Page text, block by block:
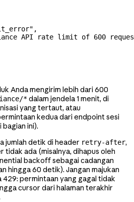
,
API rate limit of 600
Anda mengirim lebih dari 600
*dalam jendela 1 menit, di
yang tertaut, atau
kedua dari endpoint sesi
ini).
jumlah detik di header retry-after,
tidak ada (misalnya, dihapus oleh
backoff sebagai cadangan
hingga 60 detik). Jangan majukan
429: permintaan yang gagal tidak
cursor dari halaman terakhir